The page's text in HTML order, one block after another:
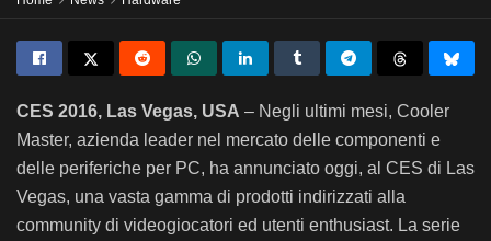
CES 2016, Las Vegas, USA – Negli ultimi mesi, Cooler
Master, azienda leader nel mercato delle componenti e
delle periferiche per PC, ha annunciato oggi, al CES di Las
Vegas, una vasta gamma di prodotti indirizzati alla
community di videogiocatori ed utenti enthusiast. La serie